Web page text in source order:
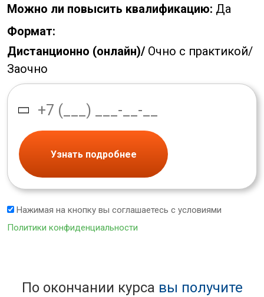
Можно ли повысить квалификацию: Да
Формат:
Дистанционно (онлайн)/ Очно с практикой/
Заочно
Узнать подробнее
Нажимая на кнопку вы соглашаетесь с условиями
Политики конфиденциальности
По окончании курса вы получите